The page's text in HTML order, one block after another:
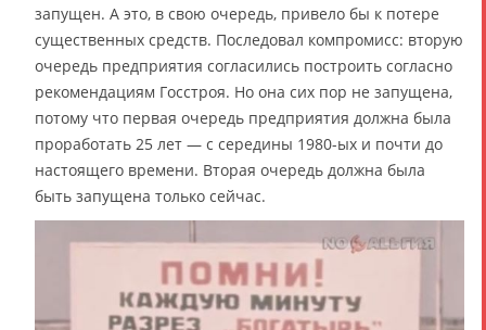
запущен. А это, в свою очередь, привело бы к потере
существенных средств. Последовал компромисс: вторую
очередь предприятия согласились построить согласно
рекомендациям Госстроя. Но она сих пор не запущена,
потому что первая очередь предприятия должна была
проработать 25 лет — с середины 1980-ых и почти до
настоящего времени. Вторая очередь должна была
быть запущена только сейчас.